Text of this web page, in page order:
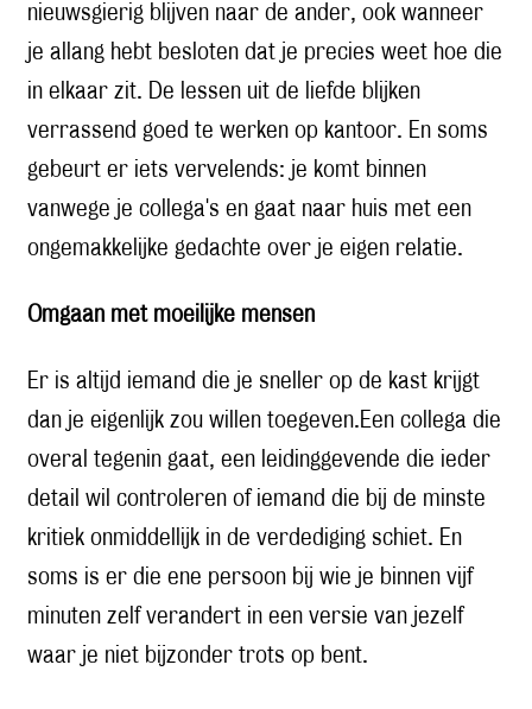
nieuwsgierig blijven naar de ander, ook wanneer
je allang hebt besloten dat je precies weet hoe die
in elkaar zit. De lessen uit de liefde blijken
verrassend goed te werken op kantoor. En soms
gebeurt er iets vervelends: je komt binnen
vanwege je collega's en gaat naar huis met een
ongemakkelijke gedachte over je eigen relatie.
Omgaan met moeilijke mensen
Er is altijd iemand die je sneller op de kast krijgt
dan je eigenlijk zou willen toegeven.Een collega die
overal tegenin gaat, een leidinggevende die ieder
detail wil controleren of iemand die bij de minste
kritiek onmiddellijk in de verdediging schiet. En
soms is er die ene persoon bij wie je binnen vijf
minuten zelf verandert in een versie van jezelf
waar je niet bijzonder trots op bent.